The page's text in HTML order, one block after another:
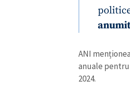
ANI
anuale
2024.